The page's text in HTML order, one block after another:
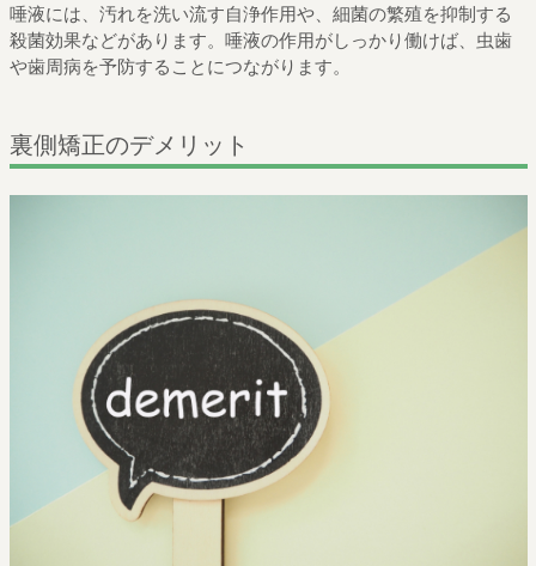
唾液には、汚れを洗い流す自浄作用や、細菌の繁殖を抑制する
殺菌効果などがあります。唾液の作用がしっかり働けば、虫歯
や歯周病を予防することにつながります。
裏側矯正のデメリット